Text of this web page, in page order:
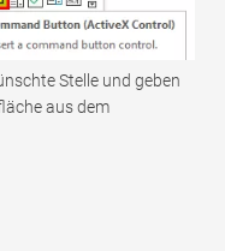
Stelle und geben
aus dem